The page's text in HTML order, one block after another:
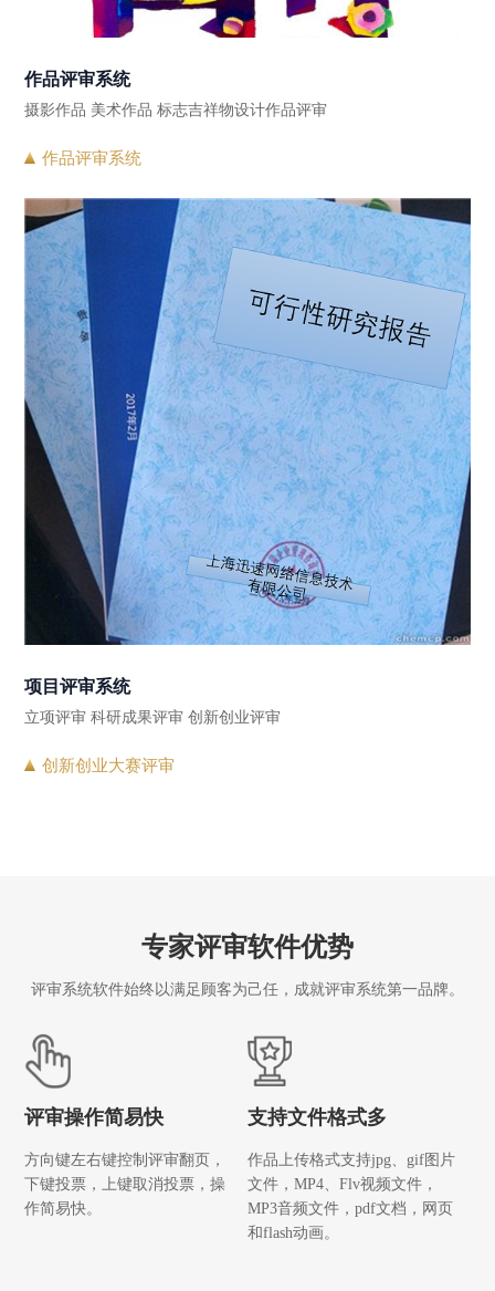
作品评审系统
摄影作品 美术作品 标志吉祥物设计作品评审
作品评审系统
项目评审系统
立项评审 科研成果评审 创新创业评审
创新创业大赛评审
专家评审软件优势
评审系统软件始终以满足顾客为己任，成就评审系统第一品牌。
评审操作简易快
方向键左右键控制评审翻页，
下键投票，上键取消投票，操
作简易快。
支持文件格式多
作品上传格式支持jpg、gif图片
文件，MP4、Flv视频文件，
MP3音频文件，pdf文档，网页
和flash动画。